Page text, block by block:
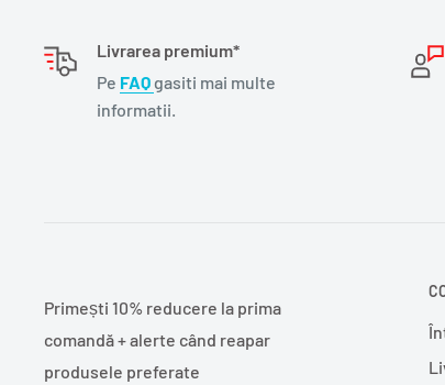
Livrarea premium*
Pe FAQ gasiti mai multe
informatii.
Primești 10% reducere la prima
comandă + alerte când reapar
produsele preferate